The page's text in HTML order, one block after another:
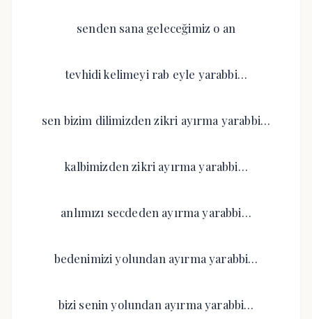
senden sana geleceğimiz o an
tevhidi kelimeyi rab eyle yarabbi…
sen bizim dilimizden zikri ayırma yarabbi…
kalbimizden zikri ayırma yarabbi…
anlımızı secdeden ayırma yarabbi…
bedenimizi yolundan ayırma yarabbi…
bizi senin yolundan ayırma yarabbi…